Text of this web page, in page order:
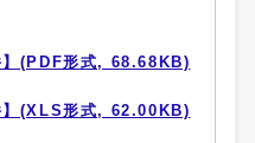
】(PDF形式, 68.68KB)
】(XLS形式, 62.00KB)